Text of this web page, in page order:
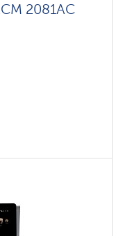
2081AC